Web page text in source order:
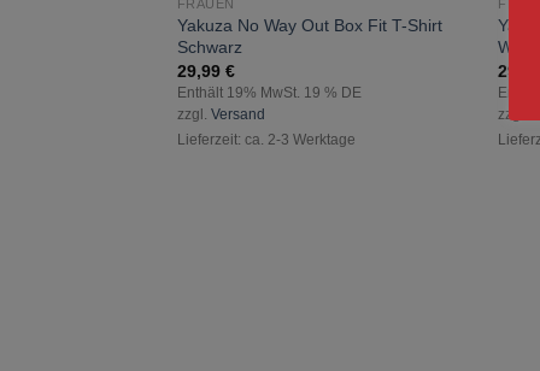
zur
Wunschliste
FRAUEN
Yakuza No Way Out Box Fit T-Shirt
Schwarz
29,99 €
Enthält 19% MwSt. 19 % DE
zzgl. Versand
Lieferzeit: ca. 2-3 Werktage
Weiß
29,90
zzgl.